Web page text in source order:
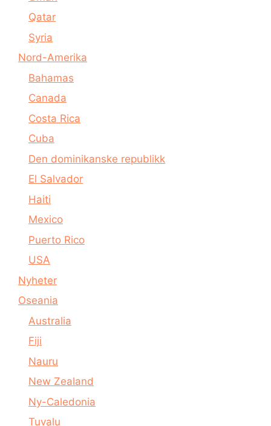
Qatar
Syria
Nord-Amerika
Bahamas
Canada
Costa Rica
Cuba
Den dominikanske republikk
El Salvador
Haiti
Mexico
Puerto Rico
USA
Nyheter
Oseania
Australia
Fiji
Nauru
New Zealand
Ny-Caledonia
Tuvalu